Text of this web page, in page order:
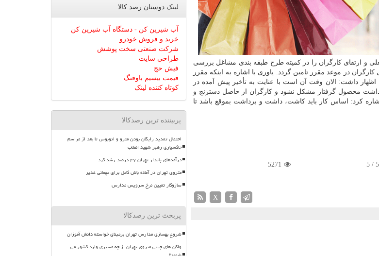
و ارتقای كارگران را در كمیته طرح طبقه بندی مشاغل بررسی
در موعد مقرر تامین گردد. یاوری با اشاره به اینكه مقرر
افزایش یابد، اظهار داشت: الان وقت آن است با عنایت به تأخیر پیش آمده در
محصول گرفتار مشكل نشود و كارگران از حاصل دسترنج و
كرد: اساس كار باید كاشت، داشت و برداشت بموقع باشد تا
/
5
5271
X
لینک دوستان رصد كالا
آب شیرین کن - دستگاه آب شیرین کن
خرید و فروش خودرو
شرکت صنعتی سخت پوشش
طراحی سایت
فیش حج
قیمت بیسیم باوفنگ
کوتاه کننده لینک
پربیننده ترین رصدکالا
احتمال تمدید رایگان بودن مترو و اتوبوس تا بعد از مراسم
خاکسپاری رهبر شهید انقلاب
درآمدهای پایدار تهران ۴۷ درصد رشد کرد
متروی تهران در آماده باش کامل برای مهمانی غدیر
سازوکار تعیین نرخ سرویس مدارس
پربحث ترین رصدکالا
شروع بهسازی مدارس تهران برمبنای خواسته دانش آموزان
واگن های چینی متروی تهران از چه مسیری وارد کشور می